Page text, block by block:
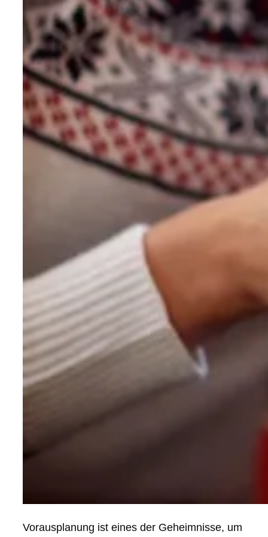
Vorausplanung ist eines der Geheimnisse, um